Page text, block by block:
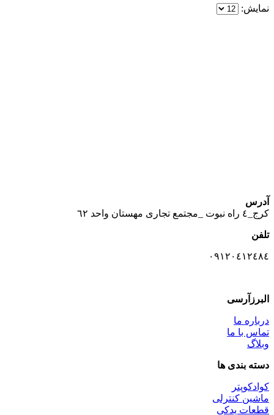
نمایش:
آدرس
كرج_٤ راه نبوت _مجتمع تجارى مهستان واحد ٦٢
تلفن
٠٩١٢٠٤١٢٤٨٤
البرزآرسی
درباره ما
تماس با ما
وبلاگ
دسته بندی ها
کوادکوپتر
ماشین کنترلی
قطعات یدکی